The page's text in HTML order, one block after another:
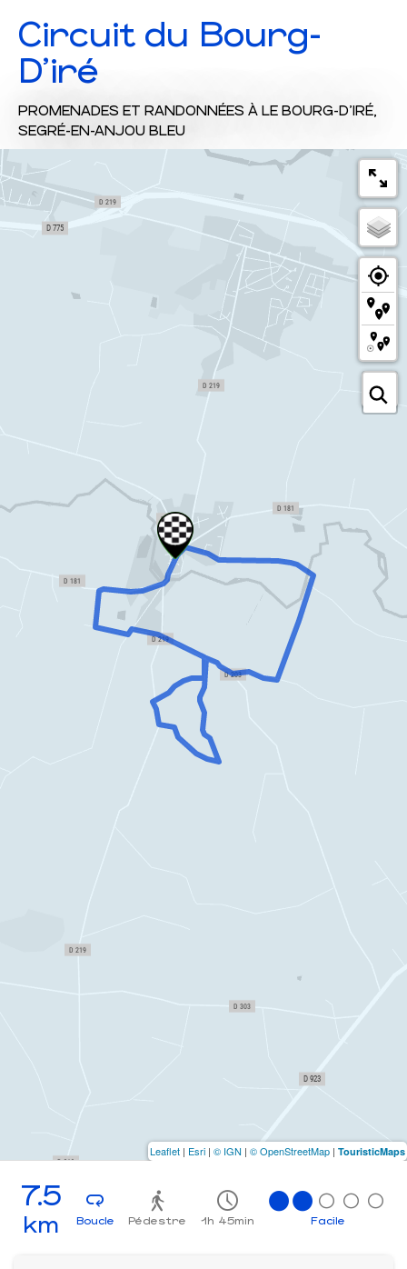
Circuit du Bourg-
D'iré
PROMENADES ET RANDONNÉES À LE BOURG-D'IRÉ,
SEGRÉ-EN-ANJOU BLEU
7.5
km Boucle Pédestre 1h 45min Facile
Leaflet | Esri | © IGN | © OpenStreetMap | TouristicMaps